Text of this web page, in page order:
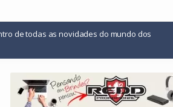
de todas as novidades do mundo dos